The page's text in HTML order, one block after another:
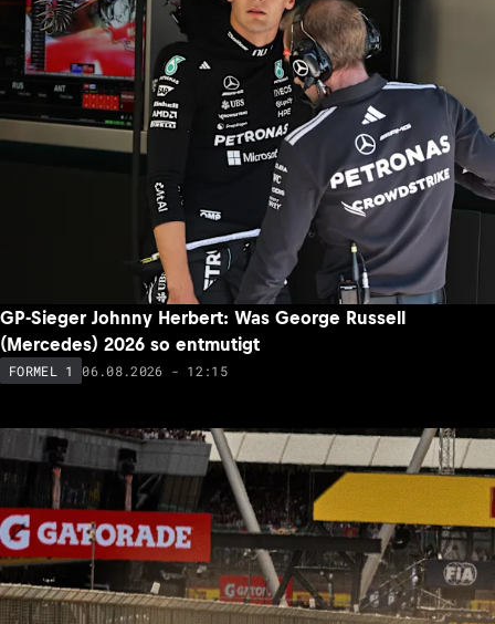
GP-Sieger Johnny Herbert: Was George Russell
(Mercedes) 2026 so entmutigt
FORMEL 1 06.08.2026 - 12:15